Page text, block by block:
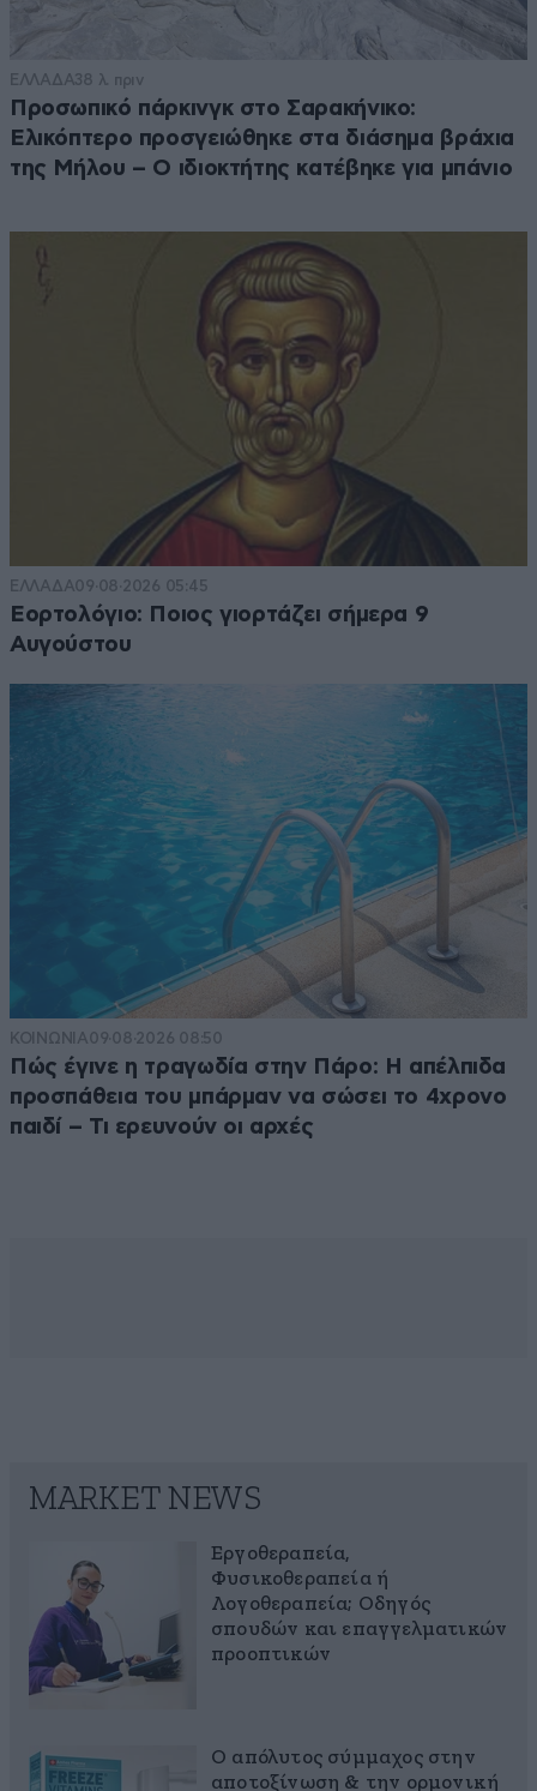
ΕΛΛΑΔΑ38 λ. πριν
Προσωπικό πάρκινγκ στο Σαρακήνικο:
Ελικόπτερο προσγειώθηκε στα διάσημα βράχια
της Μήλου – Ο ιδιοκτήτης κατέβηκε για μπάνιο
ΕΛΛΑΔΑ09·08·2026 05:45
Εορτολόγιο: Ποιος γιορτάζει σήμερα 9
Αυγούστου
ΚΟΙΝΩΝΙΑ09·08·2026 08:50
Πώς έγινε η τραγωδία στην Πάρο: Η απέλπιδα
προσπάθεια του μπάρμαν να σώσει το 4χρονο
παιδί – Τι ερευνούν οι αρχές
MARKET NEWS
Εργοθεραπεία,
Φυσικοθεραπεία ή
Λογοθεραπεία; Οδηγός
σπουδών και επαγγελματικών
προοπτικών
Ο απόλυτος σύμμαχος στην
αποτοξίνωση & την ορμονική